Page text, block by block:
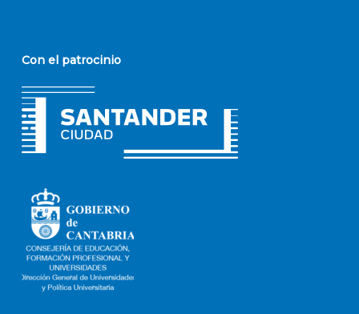
Con el patrocinio